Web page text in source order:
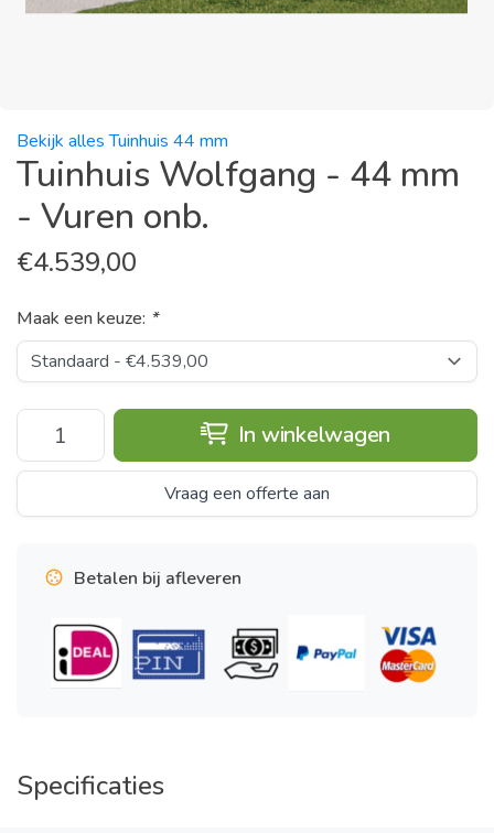
Bekijk alles Tuinhuis 44 mm
Tuinhuis Wolfgang - 44 mm
- Vuren onb.
€4.539,00
Maak een keuze: *
In winkelwagen
Vraag een offerte aan
Betalen bij afleveren
Specificaties